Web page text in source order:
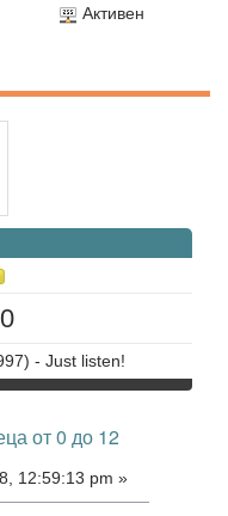
Активен
- Just listen!
от 0 до 12
12:59:13 pm »